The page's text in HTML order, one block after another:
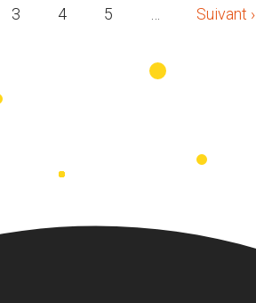
3 4 5 … Suivant ›